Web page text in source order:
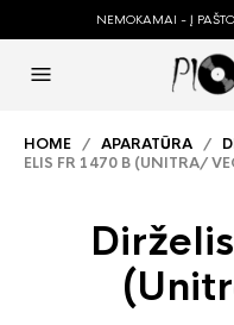
NEMOKAMAI - Į
HOME / APARATŪRA /
ELIS FR 1470 B (UNITRA/